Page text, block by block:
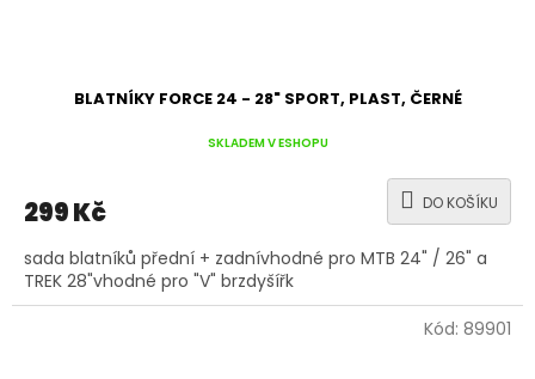
BLATNÍKY FORCE 24 - 28" SPORT, PLAST, ČERNÉ
SKLADEM V ESHOPU
299 Kč DO KOŠÍKU
sada blatníků přední + zadnívhodné pro MTB 24" / 26" a
TREK 28"vhodné pro "V" brzdyšířk
Kód: 89901